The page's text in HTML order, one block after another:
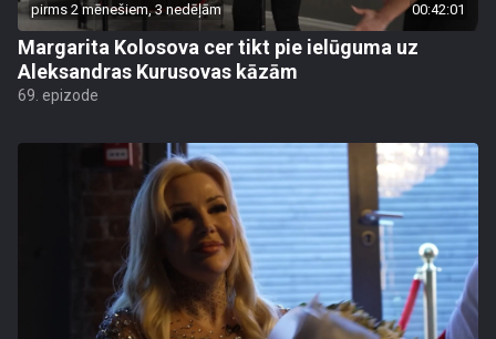
pirms 2 mēnešiem, 3 nedēļām 00:42:01
Margarita Kolosova cer tikt pie ielūguma uz
Aleksandras Kurusovas kāzām
69. epizode